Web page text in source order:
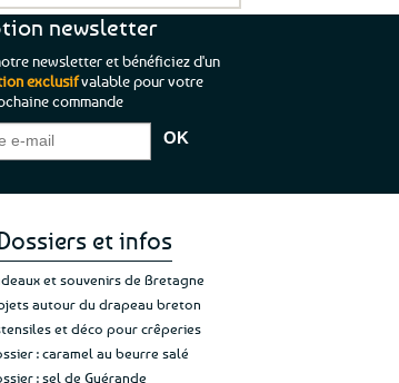
“C’est agréable et tout aussi rassurant
de constater qu’il n’y a pas de petite
commande, mais un client à satisfaire.”
newsletter
newsletter et bénéficiez d'un
exclusifvalable pour votre
commande
et infos
et souvenirs de Bretagne
autour du drapeau breton
et déco pour crêperies
: caramel au beurre salé
: sel de Guérande